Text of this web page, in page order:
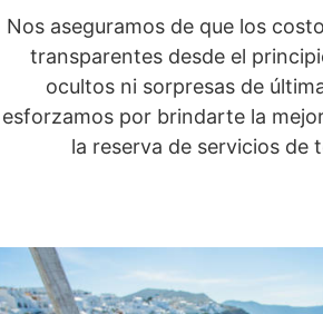
Nos aseguramos de que los
transparentes desde el
ocultos ni sorpresas de
esforzamos por brindarte la
la reserva de servicios de